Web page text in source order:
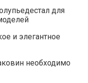
и элегантное
необходимо